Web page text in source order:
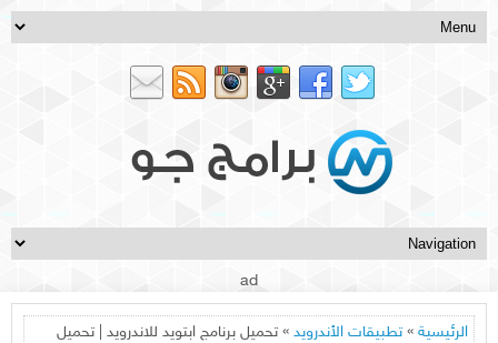
ad
الرئيسية » تطبيقات الأندرويد » تحميل برنامج ابتويد للاندرويد | تحميل